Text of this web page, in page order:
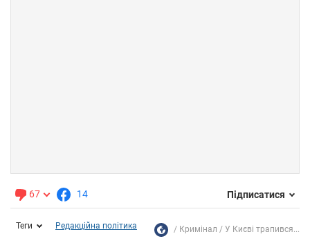
67 14 Підписатися
Теги Редакційна політика Кримінал У Києві трапився...